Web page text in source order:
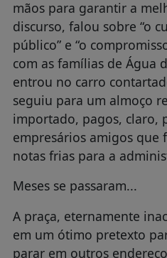
mãos para garantir a
discurso, falou sobre “o
público” e “o
com as famílias de Água
entrou no carro
seguiu para um almoço
importado, pagos, claro,
empresários amigos que
notas frias para a
Meses se passaram...
A praça, eternamente
em um ótimo pretexto
parar em outros